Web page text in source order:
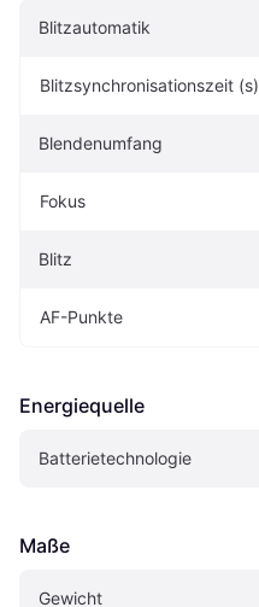
Blitzautomatik
Blitzsynchronisationszeit (s)
Blendenumfang
Fokus
Blitz
AF-Punkte
Energiequelle
Batterietechnologie
Maße
Gewicht